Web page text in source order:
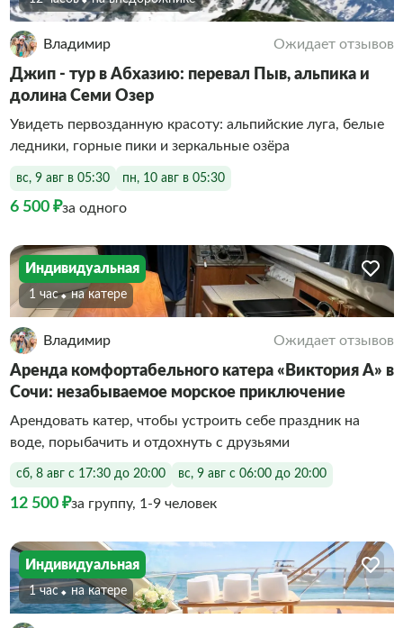
Владимир Ожидает отзывов
Джип - тур в Абхазию: перевал Пыв, альпика и
долина Семи Озер
Увидеть первозданную красоту: альпийские луга, белые
ледники, горные пики и зеркальные озёра
вс, 9 авг в 05:30 пн, 10 авг в 05:30
6 500 ₽за одного
Индивидуальная
1 час На катере
Владимир Ожидает отзывов
Аренда комфортабельного катера «Виктория А» в
Сочи: незабываемое морское приключение
Арендовать катер, чтобы устроить себе праздник на
воде, порыбачить и отдохнуть с друзьями
сб, 8 авг с 17:30 до 20:00 вс, 9 авг с 06:00 до 20:00
12 500 ₽за группу, 1-9 человек
Индивидуальная
1 час На катере